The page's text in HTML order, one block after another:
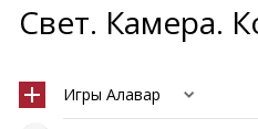
Свет. Камера.
Игры Алавар